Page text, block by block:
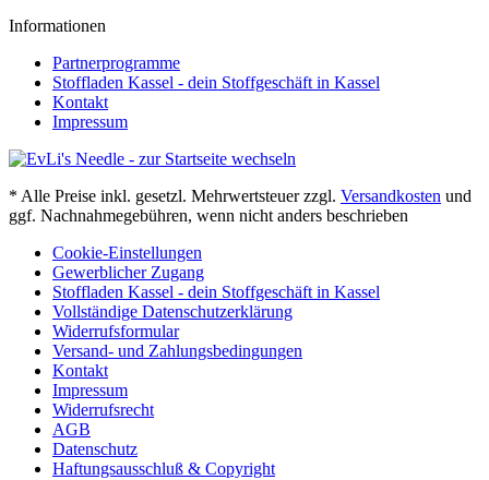
Informationen
Partnerprogramme
Stoffladen Kassel - dein Stoffgeschäft in Kassel
Kontakt
Impressum
* Alle Preise inkl. gesetzl. Mehrwertsteuer zzgl. Versandkosten und
ggf. Nachnahmegebühren, wenn nicht anders beschrieben
Cookie-Einstellungen
Gewerblicher Zugang
Stoffladen Kassel - dein Stoffgeschäft in Kassel
Vollständige Datenschutzerklärung
Widerrufsformular
Versand- und Zahlungsbedingungen
Kontakt
Impressum
Widerrufsrecht
AGB
Datenschutz
Haftungsausschluß & Copyright